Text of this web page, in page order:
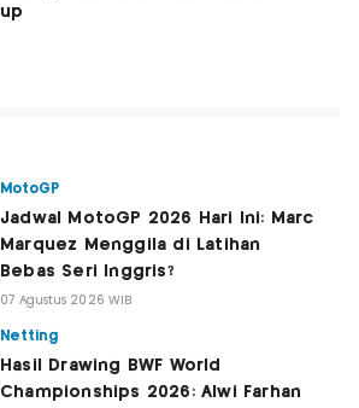
up
MotoGP
Jadwal MotoGP 2026 Hari Ini: Marc
Marquez Menggila di Latihan
Bebas Seri Inggris?
07 Agustus 2026 WIB
Netting
Hasil Drawing BWF World
Championships 2026: Alwi Farhan